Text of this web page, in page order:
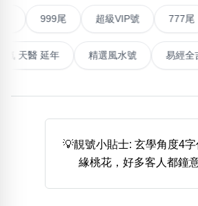
熱門分類
888尾
999尾 777尾 9字頭
全大數字
5萬以上 生天延 全
超級VIP號 777尾
最高能量生氣 天醫 延年 精選風水號
💡靚號小貼士: 玄學角度4字
緣桃花，好多客人都鐘